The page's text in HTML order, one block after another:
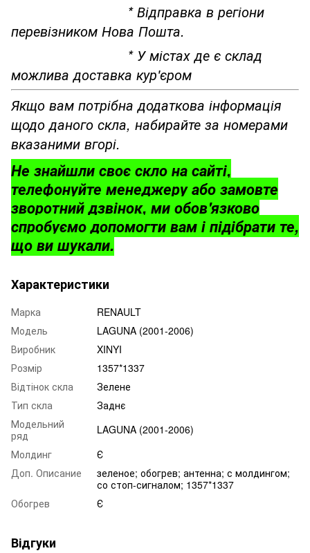
* Відправка в регіони
перевізником Нова Пошта.
* У містах де є склад
можлива доставка кур'єром
Якщо вам потрібна додаткова інформація
щодо даного скла, набирайте за номерами
вказаними вгорі.
Не знайшли своє скло на сайті,
телефонуйте менеджеру або замовте
зворотний дзвінок, ми обов'язково
спробуємо допомогти вам і підібрати те,
що ви шукали.
Характеристики
Марка
RENAULT
Модель
LAGUNA (2001-2006)
Виробник
XINYI
Розмір
1357*1337
Відтінок скла
Зелене
Тип скла
Заднє
Модельний
ряд
LAGUNA (2001-2006)
Молдинг
Є
Доп. Описание
зеленое; обогрев; антенна; с молдингом;
со стоп-сигналом; 1357*1337
Обогрев
Є
Відгуки